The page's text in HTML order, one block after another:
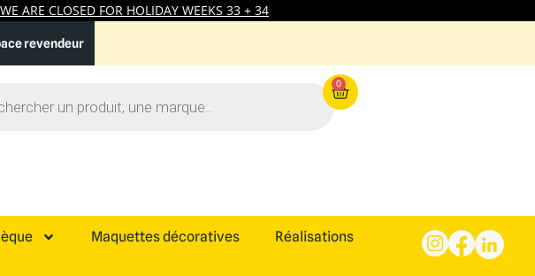
ARE CLOSED FOR HOLIDAY WEEKS 33 + 34
revendeur
0
Maquettes décoratives Réalisations